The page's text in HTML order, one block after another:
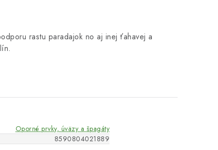
rastu paradajok no aj inej ťahavej a
Oporné prvky, úväzy a špagáty
8590804021889